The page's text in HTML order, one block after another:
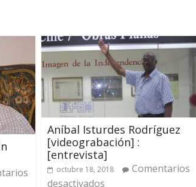
Aníbal Isturdes Rodríguez
[videograbación] :
[entrevista]
octubre 18, 2018
Comentarios
desactivados